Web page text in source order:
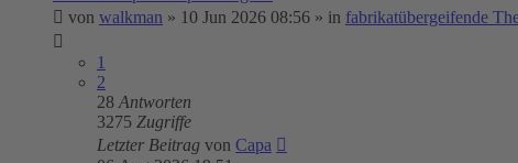
von walkman » 10 Jun 2026 08:56 » in fabrikatübergeifende
1
2
28 Antworten
3275 Zugriffe
Letzter Beitrag von Capa